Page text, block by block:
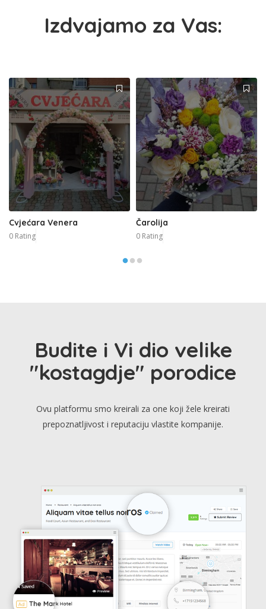
Izdvajamo za Vas:
Cvjećara Venera
0 Rating
Čarolija
0 Rating
Budite i Vi dio velike
"kostagdje" porodice
Ovu platformu smo kreirali za one koji žele kreirati
prepoznatljivost i reputaciju vlastite kompanije.